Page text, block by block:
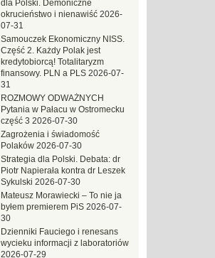
dla Polski. Demoniczne
okrucieństwo i nienawiść 2026-
07-31
Samouczek Ekonomiczny NISS.
Część 2. Każdy Polak jest
kredytobiorcą! Totalitaryzm
finansowy. PLN a PLS 2026-07-
31
ROZMOWY ODWAŻNYCH
Pytania w Pałacu w Ostromecku
część 3 2026-07-30
Zagrożenia i świadomość
Polaków 2026-07-30
Strategia dla Polski. Debata: dr
Piotr Napierała kontra dr Leszek
Sykulski 2026-07-30
Mateusz Morawiecki – To nie ja
byłem premierem PiS 2026-07-
30
Dzienniki Fauciego i renesans
wycieku informacji z laboratoriów
2026-07-29